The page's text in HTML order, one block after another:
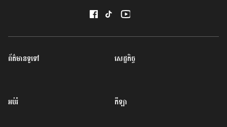
ព័ត៌មានទូទៅ សេដ្ឋកិច្ច
អប់រំ កីឡា